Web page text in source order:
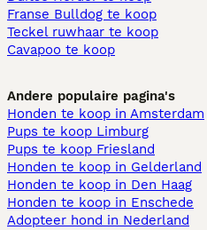
Franse Bulldog te koop
Teckel ruwhaar te koop
Cavapoo te koop
Andere populaire pagina's
Honden te koop in Amsterdam
Pups te koop Limburg​
Pups te koop Friesland​
Honden te koop in Gelderland
Honden te koop in Den Haag
Honden te koop in Enschede
Adopteer hond in Nederland